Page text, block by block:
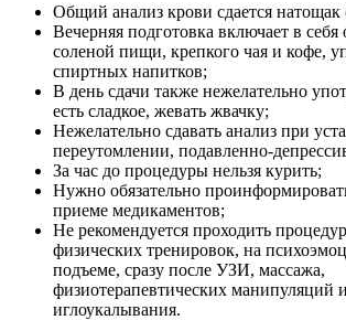
Общий анализ крови сдается
Вечерняя подготовка включает в
соленой пищи, крепкого чая и кофе,
спиртных напитков;
В день сдачи также нежелательно
есть сладкое, жевать жвачку;
Нежелательно сдавать анализ при
переутомлении, подавленно-
За час до процедуры нельзя курить;
Нужно обязательно
приеме медикаментов;
Не рекомендуется проходить
физических тренировок, на
подъеме, сразу после УЗИ, массажа,
физиотерапевтических манипуляций
иглоукалывания.